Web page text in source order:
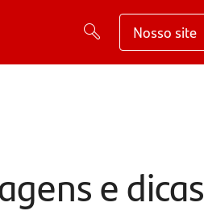
Nosso site
e dicas